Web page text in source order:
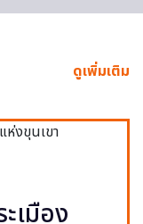
ดูเพิ่มเติม
เมือง